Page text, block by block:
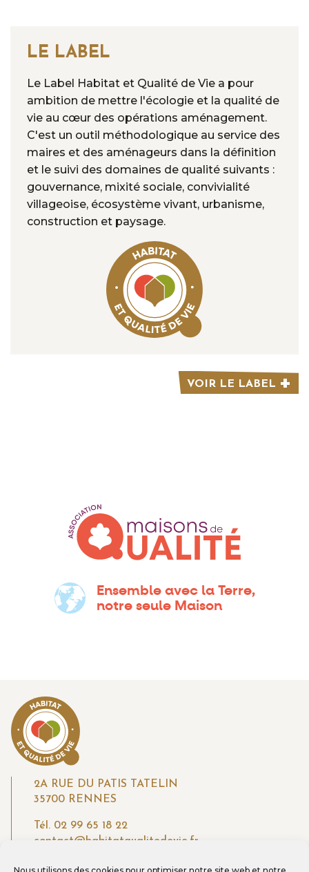
LE LABEL
Le Label Habitat et Qualité de Vie a pour
ambition de mettre l'écologie et la qualité de
vie au cœur des opérations aménagement.
C'est un outil méthodologique au service des
maires et des aménageurs dans la définition
et le suivi des domaines de qualité suivants :
gouvernance, mixité sociale, convivialité
villageoise, écosystème vivant, urbanisme,
construction et paysage.
VOIR LE LABEL
Ensemble avec la Terre,
notre seule Maison
2A RUE DU PATIS TATELIN
35700 RENNES
Tél. 02 99 65 18 22
contact@habitatqualitedevie.fr